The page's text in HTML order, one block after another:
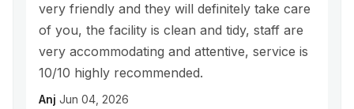
very friendly and they will definitely take care
of you, the facility is clean and tidy, staff are
very accommodating and attentive, service is
10/10 highly recommended.
Anj Jun 04, 2026